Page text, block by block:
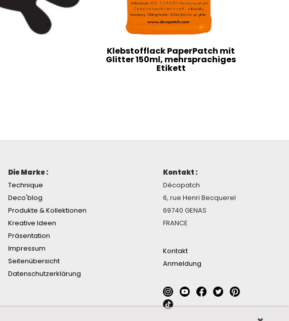
Klebstofflack PaperPatch mit
Glitter 150ml, mehrsprachiges
Etikett
Die Marke :
Technique
Deco'blog
Produkte & Kollektionen
Kreative Ideen
Präsentation
Impressum
Seitenübersicht
Datenschutzerklärung
Kontakt :
Décopatch
6, rue Henri Becquerel
69740 GENAS
FRANCE
Kontakt
Anmeldung